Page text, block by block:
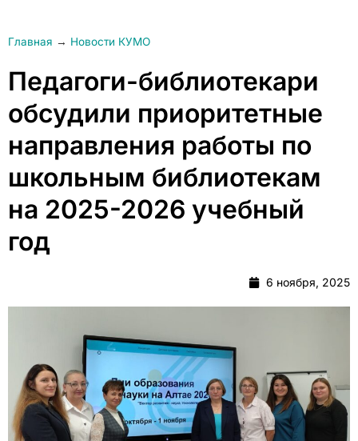
Главная → Новости КУМО
Педагоги-библиотекари
обсудили приоритетные
направления работы по
школьным библиотекам
на 2025-2026 учебный
год
6 ноября, 2025